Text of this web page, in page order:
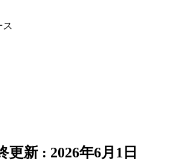
ス
更新 : 2026年6月1日